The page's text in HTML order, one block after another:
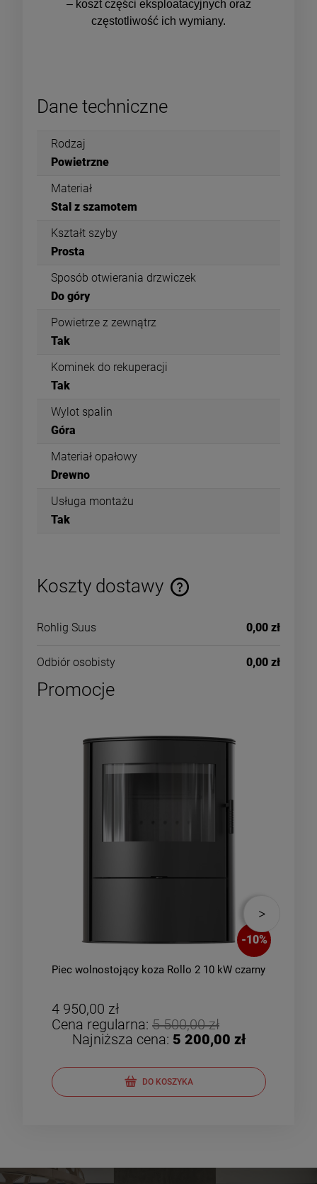
– koszt części eksploatacyjnych oraz
częstotliwość ich wymiany.
Dane techniczne
Rodzaj
Powietrzne
Materiał
Stal z szamotem
Kształt szyby
Prosta
Sposób otwierania drzwiczek
Do góry
Powietrze z zewnątrz
Tak
Kominek do rekuperacji
Tak
Wylot spalin
Góra
Materiał opałowy
Drewno
Usługa montażu
Tak
Koszty dostawy
Rohlig Suus 0,00 zł
Odbiór osobisty 0,00 zł
Promocje
-10%
Piec wolnostojący koza Rollo 2 10 kW czarny
4 950,00 zł
Cena regularna: 5 500,00 zł
Najniższa cena: 5 200,00 zł
DO KOSZYKA